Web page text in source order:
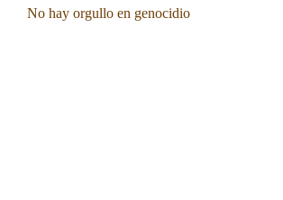
No hay orgullo en genocidio